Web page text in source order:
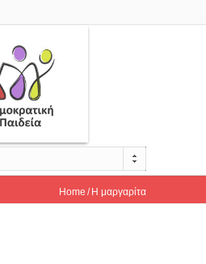
Home Η μαργαρίτα